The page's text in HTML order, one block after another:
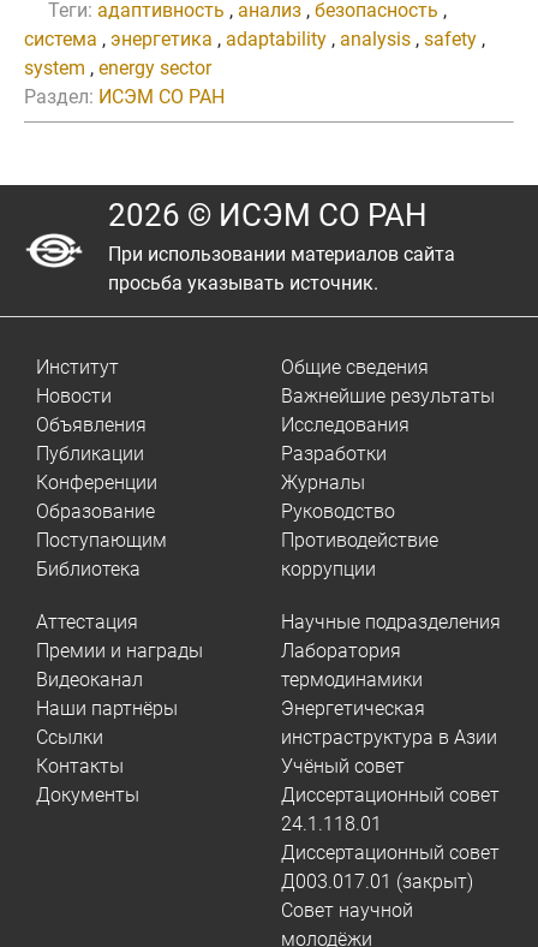
Теги: адаптивность , анализ , безопасность ,
система , энергетика , adaptability , analysis , safety ,
system , energy sector
Раздел: ИСЭМ СО РАН
2026 © ИСЭМ СО РАН
При использовании материалов сайта
просьба указывать источник.
Институт
Новости
Объявления
Публикации
Конференции
Образование
Поступающим
Библиотека
Общие сведения
Важнейшие результаты
Исследования
Разработки
Журналы
Руководство
Противодействие
коррупции
Аттестация
Премии и награды
Видеоканал
Наши партнёры
Ссылки
Контакты
Документы
Научные подразделения
Лаборатория
термодинамики
Энергетическая
инстраструктура в Азии
Учёный совет
Диссертационный совет
24.1.118.01
Диссертационный совет
Д003.017.01 (закрыт)
Совет научной
молодёжи